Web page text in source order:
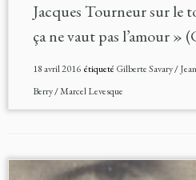
Jacques Tourneur sur le
ça ne vaut pas l’amour »
18 avril 2016étiqueté Gilberte Savary/
Berry/Marcel Levesque